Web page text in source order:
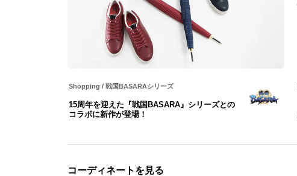
Shopping / 戦国BASARAシリーズ
15周年を迎えた『戦国BASARA』シリーズとの
コラボに新作が登場！
コーディネートを見る